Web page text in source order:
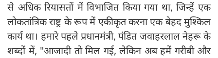
से अधिक रियासतों में विभाजित किया गया था, जिन्हें एक
लोकतांत्रिक राष्ट्र के रूप में एकीकृत करना एक बेहद मुश्किल
कार्य था। हमारे पहले प्रधानमंत्री, पंडित जवाहरलाल नेहरू के
शब्दों में, "आजादी तो मिल गई, लेकिन अब हमें गरीबी और